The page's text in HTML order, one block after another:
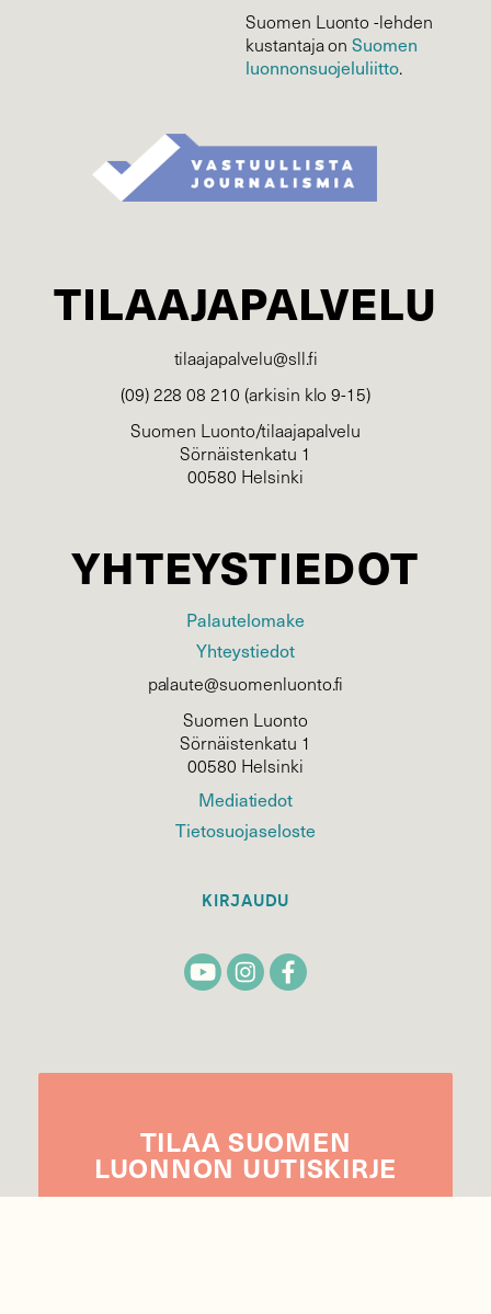
Suomen Luonto -lehden
kustantaja onSuomen
luonnonsuojelu­liitto.
TILAAJAPALVELU
tilaajapalvelu@sll.fi
(09) 228 08 210 (arkisin klo 9-15)
Suomen Luonto/tilaajapalvelu
Sörnäistenkatu 1
00580 Helsinki
YHTEYSTIEDOT
Palautelomake
Yhteystiedot
palaute@suomenluonto.fi
Suomen Luonto
Sörnäistenkatu 1
00580 Helsinki
Mediatiedot
Tietosuojaseloste
KIRJAUDU
TILAA SUOMEN
LUONNON UUTIS­KIRJE